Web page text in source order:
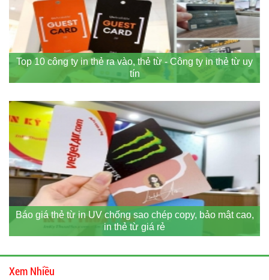
Top 10 công ty in thẻ ra vào, thẻ từ - Công ty in thẻ từ uy
tín
Báo giá thẻ từ in UV chống sao chép copy, bảo mật cao,
in thẻ từ giá rẻ
Xem Nhiều